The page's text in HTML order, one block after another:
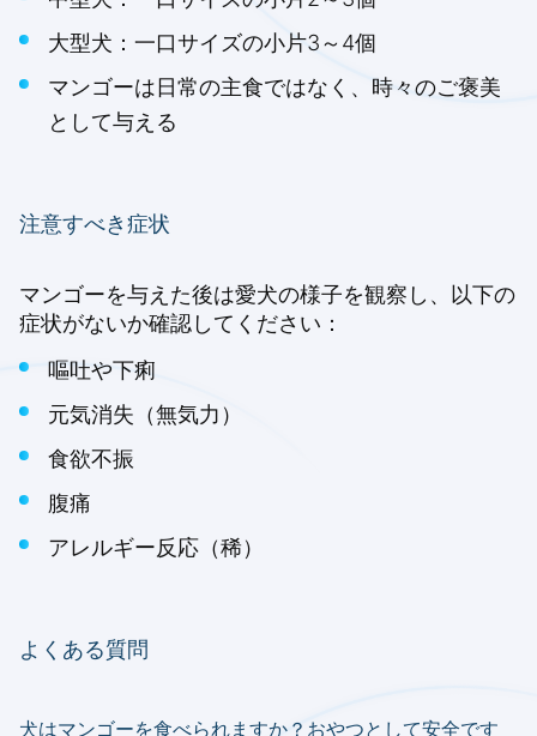
大型犬：一口サイズの小片3～4個
マンゴーは日常の主食ではなく、時々のご褒美
として与える
注意すべき症状
マンゴーを与えた後は愛犬の様子を観察し、以下の
症状がないか確認してください：
嘔吐や下痢
元気消失（無気力）
食欲不振
腹痛
アレルギー反応（稀）
よくある質問
犬はマンゴーを食べられますか？おやつとして安全です